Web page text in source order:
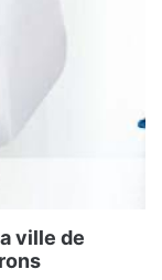
ville de